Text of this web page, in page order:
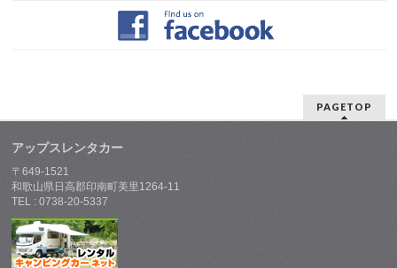
PAGETOP
アップスレンタカー
〒649-1521
和歌山県日高郡印南町美里1264-11
TEL : 0738-20-5337